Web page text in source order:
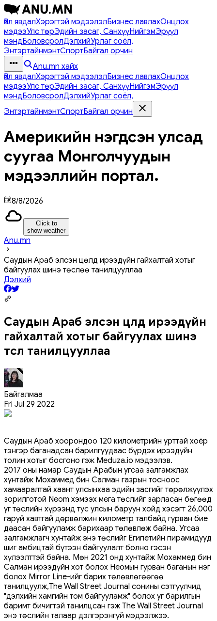
Үйл явдалХэрэгтэй мэдээлэлБизнес лавлахОнцлох
мэдээУлс төрЭдийн засаг, СанхүүНийгэмЭрүүл
мэндБоловсролДэлхийУрлаг соёл,
ЭнтэртайнмэнтСпортБайгал орчин
Anu.mn хайх
Үйл явдалХэрэгтэй мэдээлэлБизнес лавлахОнцлох
мэдээУлс төрЭдийн засаг, СанхүүНийгэмЭрүүл
мэндБоловсролДэлхийУрлаг соёл,
ЭнтэртайнмэнтСпортБайгал орчин
Америкийн нэгдсэн улсад
суугаа Монголчуудын
мэдээллийн портал.
8/8/2026
Click to
show weather
Anu.mn
Саудын Араб элсэн цөлд ирээдүйн гайхалтай хотыг
байгуулах шинэ төслөө танилцууллаа
Дэлхий
Саудын Араб элсэн цөлд ирээдүйн
гайхалтай хотыг байгуулах шинэ
төслөө танилцууллаа
Байгалмаа
Fri Jul 29 2022
Саудын Араб хоорондоо 120 километрийн урттай хоёр
тэнгэр баганадсан барилгуудаас бүрдэх ирээдүйн
толин хотыг босгоно гэж Meduza.io мэдээлэв.
2017 оны намар Саудын Арабын угсаа залгамжлах
хунтайж Мохаммед бин Салман газрын тосноос
хамааралтай хаант улсынхаа эдийн засгийг төрөлжүүлэх
зорилготой Neom хэмээх мега төслийг зарласан бөгөөд
уг төслийн хүрээнд тус улсын баруун хойд хэсэгт 26,000
гаруй хавтгай дөрвөлжин километр талбайд гурван бие
даасан байгууламж барихаар төлөвлөж байна. Угсаа
залгамжлагч хунтайж энэ төслийг Египетийн пирамидууд
шиг амбицтай бүтээн байгуулалт болно гэсэн
хүлээлттэй байна. Мөн 2021 онд хунтайж Мохаммед бин
Салман ирээдүйн хот болох Неомын гурван баганын нэг
болох Mirror Line-ийг барих төлөвлөгөөгөө
танилцуулж,The Wall Street Journal сонины сэтгүүлчид
"дэлхийн хамгийн том байгууламж" болох уг барилгын
баримт бичигтэй танилцсан гэж The Wall Street Journal
энэ төслийн талаар дэлгэрэнгүй мэдээлжээ.